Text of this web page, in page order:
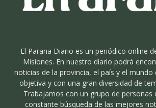
El Parana Diario es un periódico online
Misiones. En nuestro diario podrá
noticias de la provincia, el país y el mundo
objetiva y con una gran diversidad de
Trabajamos con un grupo de personas
constante búsqueda de las mejores